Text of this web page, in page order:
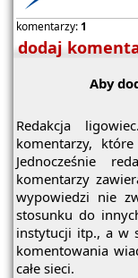
komentarzy:1
dodaj
Aby
Redakcja
komentarzy,
Jednocześnie
komentarzy
wypowiedzi nie
stosunku do
instytucji itp., a w
komentowania
całe sieci.